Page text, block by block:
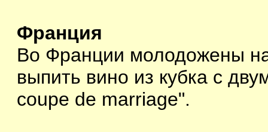
Франция
Во Франции молодожены
выпить вино из кубка с
coupe de marriage".